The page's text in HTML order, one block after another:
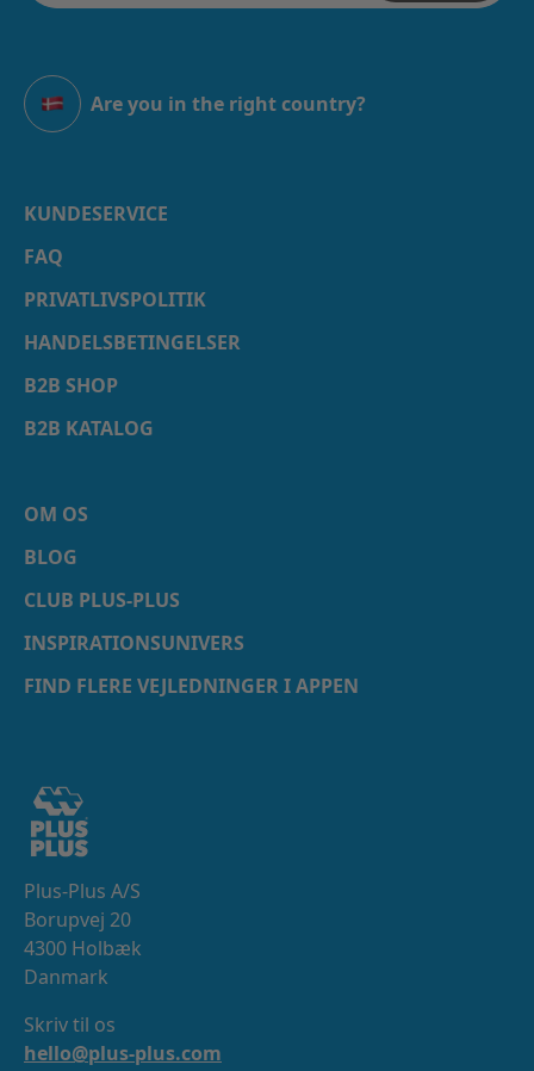
Plus-Plus A/S
Borupvej 20
4300 Holbæk
Danmark
Skriv til os
hello@plus-plus.com
KUNDESERVICE
FAQ
PRIVATLIVSPOLITIK
HANDELSBETINGELSER
B2B SHOP
B2B KATALOG
OM OS
BLOG
CLUB PLUS-PLUS
INSPIRATIONSUNIVERS
FIND FLERE VEJLEDNINGER I APPEN
Danmark
Are you in the right country?